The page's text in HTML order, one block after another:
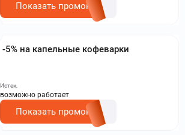
Показать промокод
-5% на капельные кофеварки
Истек,
возможно работает
Показать промокод